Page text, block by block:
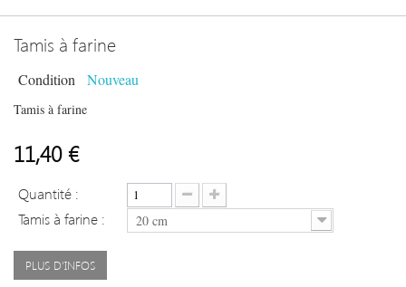
Tamis à farine
Condition Nouveau
Tamis à farine
11,40 €
Quantité :
Tamis à farine :
20 cm
PLUS D'INFOS